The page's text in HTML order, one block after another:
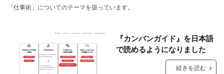
「仕事術」についてのテーマを扱っています。
『カンバンガイド』を日本語
で読めるようになりました
続きを読む
Azure DevOps Keynote
PowerPoint
チーム開発
プレゼン
プレゼンテクニック
プロジェクト管理
事業記録
仕事術
組織開発